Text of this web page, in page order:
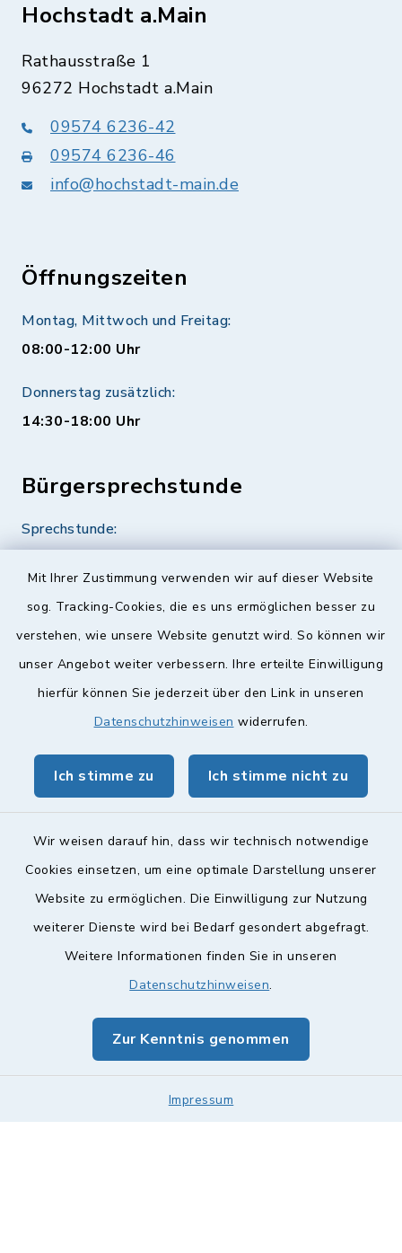
Mit Ihrer Zustimmung verwenden wir auf dieser Website
sog. Tracking-Cookies, die es uns ermöglichen besser zu
verstehen, wie unsere Website genutzt wird. So können wir
unser Angebot weiter verbessern. Ihre erteilte Einwilligung
hierfür können Sie jederzeit über den Link in unseren
Datenschutzhinweisen widerrufen.
Ich stimme zu Ich stimme nicht zu
Wir weisen darauf hin, dass wir technisch notwendige
Cookies einsetzen, um eine optimale Darstellung unserer
Website zu ermöglichen. Die Einwilligung zur Nutzung
weiterer Dienste wird bei Bedarf gesondert abgefragt.
Weitere Informationen finden Sie in unseren
Datenschutzhinweisen.
Zur Kenntnis genommen
Impressum
Hochstadt a.Main
Rathausstraße 1
96272 Hochstadt a.Main
09574 6236-42
09574 6236-46
info@hochstadt-main.de
Öffnungszeiten
Montag, Mittwoch und Freitag:
08:00-12:00 Uhr
Donnerstag zusätzlich:
14:30-18:00 Uhr
Bürgersprechstunde
Sprechstunde:
Quicklinks
Landkreis Lichtenfels
geoPortal Lichtenfels
Barrierefreiheit
Impressum
Sitemap